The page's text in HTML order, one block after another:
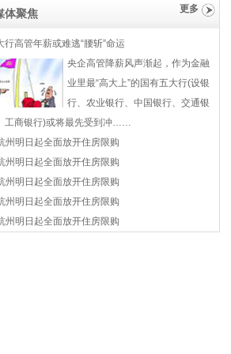
体聚焦 更多
行高管年薪或难逃“腰斩”命运
央企高管降薪风声渐起，作为金融
业里最“高大上”的国有五大行(设银
行、农业银行、中国银行、交通银
工商银行)或将最先受到冲……
州明日起全面放开住房限购
州明日起全面放开住房限购
州明日起全面放开住房限购
州明日起全面放开住房限购
州明日起全面放开住房限购